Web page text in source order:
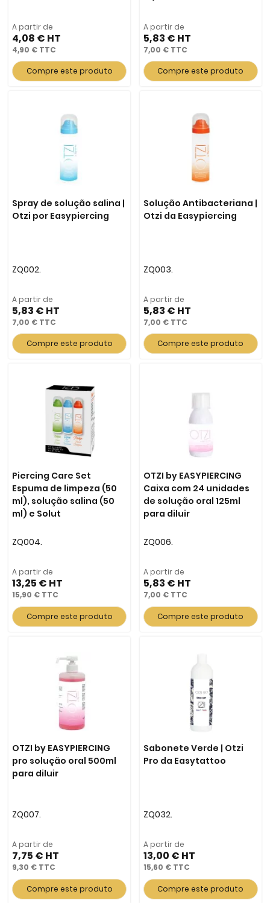
A partir de
4,08 €
4,90 €
Compre este produto
A partir de
5,83 €
7,00 €
Compre este produto
Spray de solução salina |
Otzi por Easypiercing
ZQ002.
A partir de
5,83 €
7,00 €
Compre este produto
Solução Antibacteriana |
Otzi da Easypiercing
ZQ003.
A partir de
5,83 €
7,00 €
Compre este produto
Piercing Care Set
Espuma de limpeza (50
ml), solução salina (50
ml) e Solut
ZQ004.
A partir de
13,25 €
15,90 €
Compre este produto
OTZI by EASYPIERCING
Caixa com 24 unidades
de solução oral 125ml
para diluir
ZQ006.
A partir de
5,83 €
7,00 €
Compre este produto
OTZI by EASYPIERCING
pro solução oral 500ml
para diluir
ZQ007.
A partir de
7,75 €
9,30 €
Compre este produto
Sabonete Verde | Otzi
Pro da Easytattoo
ZQ032.
A partir de
13,00 €
15,60 €
Compre este produto